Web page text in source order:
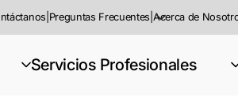
Preguntas Frecuentes Acerca de
Servicios Profesionales